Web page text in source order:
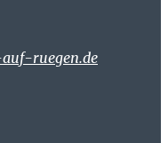
ruegen.de